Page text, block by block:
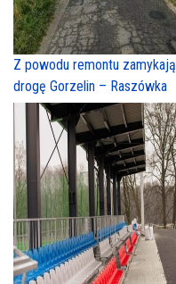
Z powodu remontu zamykają
drogę Gorzelin – Raszówka